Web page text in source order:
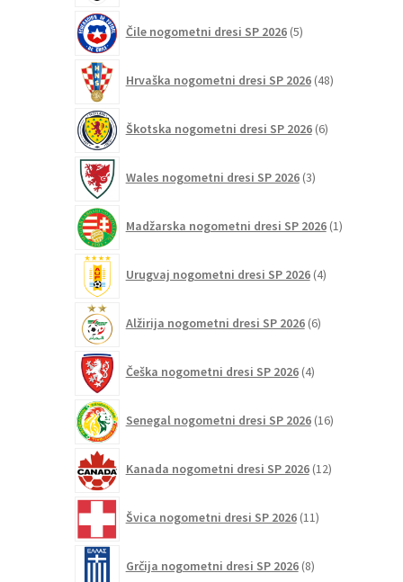
Čile nogometni dresi SP 2026 5izdelkov
Hrvaška nogometni dresi SP 2026 48izdelkov
Škotska nogometni dresi SP 2026 6izdelkov
Wales nogometni dresi SP 2026 3izdelki
Madžarska nogometni dresi SP 2026 1izdelek
Urugvaj nogometni dresi SP 2026 4izdelki
Alžirija nogometni dresi SP 2026 6izdelkov
Češka nogometni dresi SP 2026 4izdelki
Senegal nogometni dresi SP 2026 16izdelkov
Kanada nogometni dresi SP 2026 12izdelkov
Švica nogometni dresi SP 2026 11izdelkov
Grčija nogometni dresi SP 2026 8izdelkov